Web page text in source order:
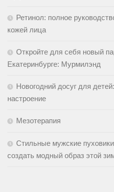
Ретинол: полное
кожей лица
Откройте для себя новый
Екатеринбурге: Мурмилэнд
Новогодний досуг для
настроение
Мезотерапия
Стильные мужские
создать модный образ этой